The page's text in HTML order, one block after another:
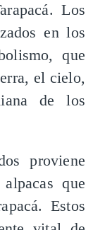
Los
en los
que
el cielo,
de los
proviene
que
Estos